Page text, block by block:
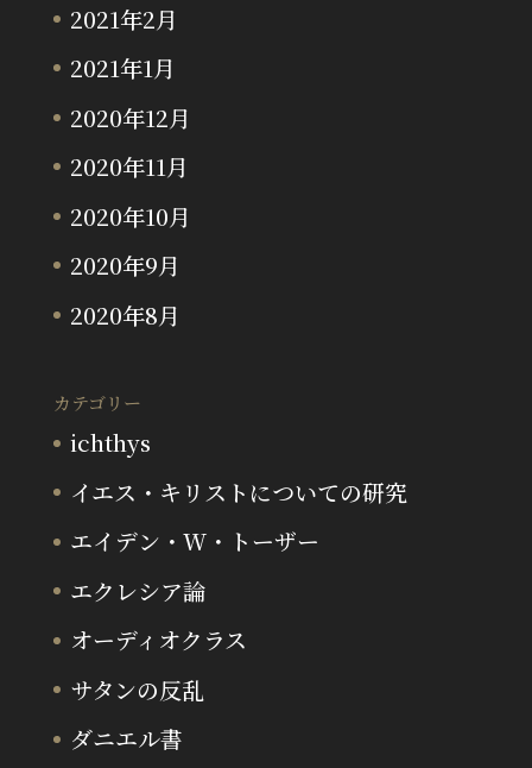
2021年2月
2021年1月
2020年12月
2020年11月
2020年10月
2020年9月
2020年8月
カテゴリー
ichthys
イエス・キリストについての研究
エイデン・W・トーザー
エクレシア論
オーディオクラス
サタンの反乱
ダニエル書